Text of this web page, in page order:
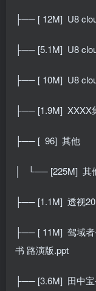
├── [ 12M] U8
├── [5.1M] U8
├── [ 10M] U8
├── [1.9M] XXXX
├── [ 96] 其他
│ └── [225M] 其
├── [1.1M] 透视
├── [ 11M] 驾域
书 路演版.ppt
├── [3.6M] 田中